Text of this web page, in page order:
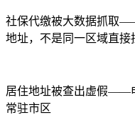
社保代缴被大数据抓取
地址，不是同一区域直接
居住地址被查出虚假——
常驻市区